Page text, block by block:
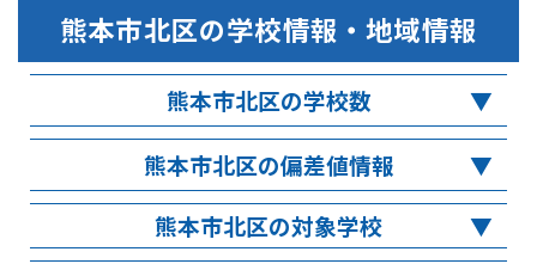
熊本市北区の学校情報・地域情報
熊本市北区の学校数
熊本市北区の偏差値情報
熊本市北区の対象学校